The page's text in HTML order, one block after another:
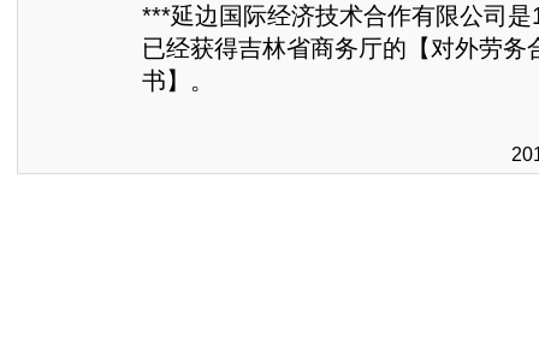
***延边国际经济技术合作有限公司
已经获得吉林省商务厅的【对外劳务
书】。